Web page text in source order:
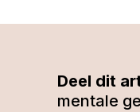
Deel dit
mentale